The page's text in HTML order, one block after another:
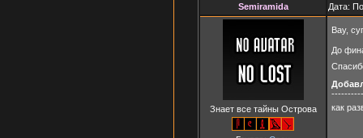
Semiramida Дата:
Знает все тайны Острова
Вау,
До
как